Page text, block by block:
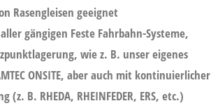
Rasengleisen geeignet
gängigen Feste Fahrbahn-Systeme,
wie z. B. unser eigenes
ONSITE, aber auch mit kontinuierlicher
(z. B. RHEDA, RHEINFEDER, ERS, etc.)